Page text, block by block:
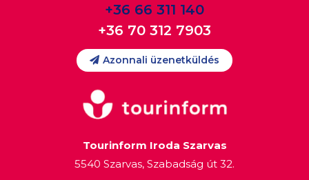
+36 66 311 140
+36 70 312 7903
Azonnali üzenetküldés
Tourinform Iroda Szarvas
5540 Szarvas, Szabadság út 32.